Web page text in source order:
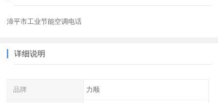
漳平市工业节能空调电话
详细说明
品牌 力顺